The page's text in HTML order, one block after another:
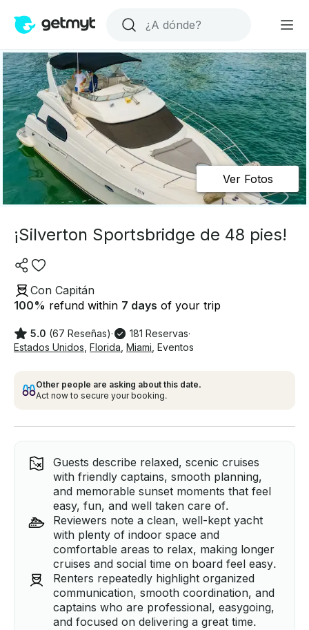
Ver Fotos
¡Silverton Sportsbridge de 48 pies!
Con Capitán
100% refund within 7 days of your trip
5.0 (67 Reseñas)· 181 Reservas·
Estados Unidos Florida Miami Eventos
Other people are asking about this date.
Act now to secure your booking.
Guests describe relaxed, scenic cruises
with friendly captains, smooth planning,
and memorable sunset moments that feel
easy, fun, and well taken care of.
Reviewers note a clean, well-kept yacht
with plenty of indoor space and
comfortable areas to relax, making longer
cruises and social time on board feel easy.
Renters repeatedly highlight organized
communication, smooth coordination, and
captains who are professional, easygoing,
and focused on delivering a great time.